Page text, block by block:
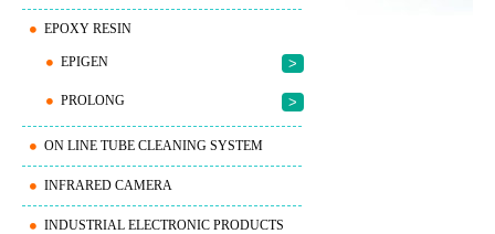
EPOXY RESIN
EPIGEN >
PROLONG >
ON LINE TUBE CLEANING SYSTEM
INFRARED CAMERA
INDUSTRIAL ELECTRONIC PRODUCTS